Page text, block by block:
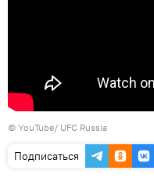
© YouTube/ UFC Russia
Подписаться